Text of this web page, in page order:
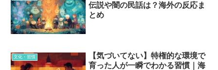
伝説や闇の民話は？海外の反応ま
とめ
文化・習慣
【気づいてない】特権的な環境で
育った人が一瞬でわかる習慣｜海